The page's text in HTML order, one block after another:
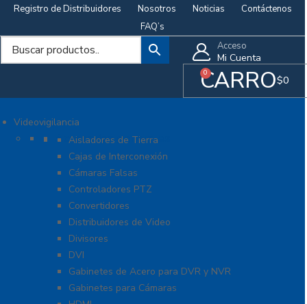
Registro de Distribuidores Nosotros Noticias
Contáctenos
FAQ’s
Acceso
Mi Cuenta
$0
0
CARRO
Videovigilancia
Accesorios generales
Aisladores de Tierra
Cajas de Interconexión
Cámaras Falsas
Controladores PTZ
Convertidores
Distribuidores de Video
Divisores
DVI
Gabinetes de Acero para DVR y NVR
Gabinetes para Cámaras